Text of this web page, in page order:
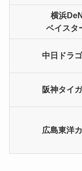
横浜
ベイスタ
中日ドラ
阪神タイ
広島東洋